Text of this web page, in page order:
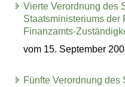
Vierte Verordnung des
Staatsministeriums der
Finanzamts-
vom 15. September
Fünfte Verordnung des